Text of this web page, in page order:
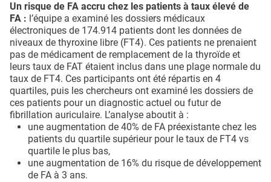
Un risque de FA accru chez les patients à taux élevé de
FA : l’équipe a examiné les dossiers médicaux
électroniques de 174.914 patients dont les données de
niveaux de thyroxine libre (FT4). Ces patients ne prenaient
pas de médicament de remplacement de la thyroïde et
leurs taux de FAT étaient inclus dans une plage normale du
taux de FT4. Ces participants ont été répartis en 4
quartiles, puis les chercheurs ont examiné les dossiers de
ces patients pour un diagnostic actuel ou futur de
fibrillation auriculaire. L’analyse aboutit à :
une augmentation de 40% de FA préexistante chez les
patients du quartile supérieur pour le taux de FT4 vs
quartile le plus bas,
une augmentation de 16% du risque de développement
de FA à 3 ans.